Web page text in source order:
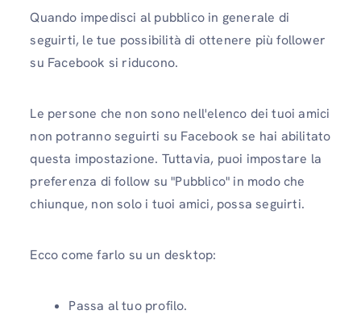
Quando impedisci al pubblico in generale di
seguirti, le tue possibilità di ottenere più follower
su Facebook si riducono.
Le persone che non sono nell'elenco dei tuoi amici
non potranno seguirti su Facebook se hai abilitato
questa impostazione. Tuttavia, puoi impostare la
preferenza di follow su "Pubblico" in modo che
chiunque, non solo i tuoi amici, possa seguirti.
Ecco come farlo su un desktop:
Passa al tuo profilo.